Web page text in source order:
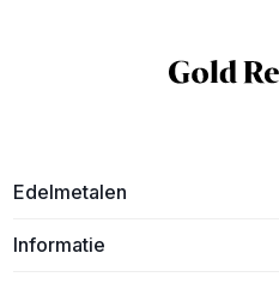
Edelmetalen
Informatie